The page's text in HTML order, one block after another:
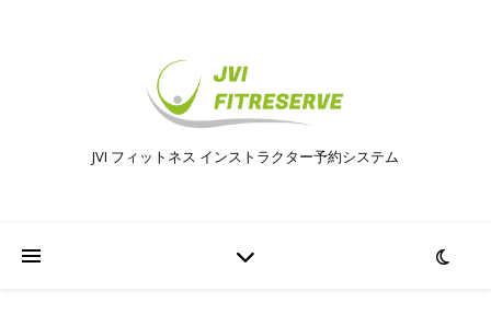
JVI フィットネス インストラクター予約システム